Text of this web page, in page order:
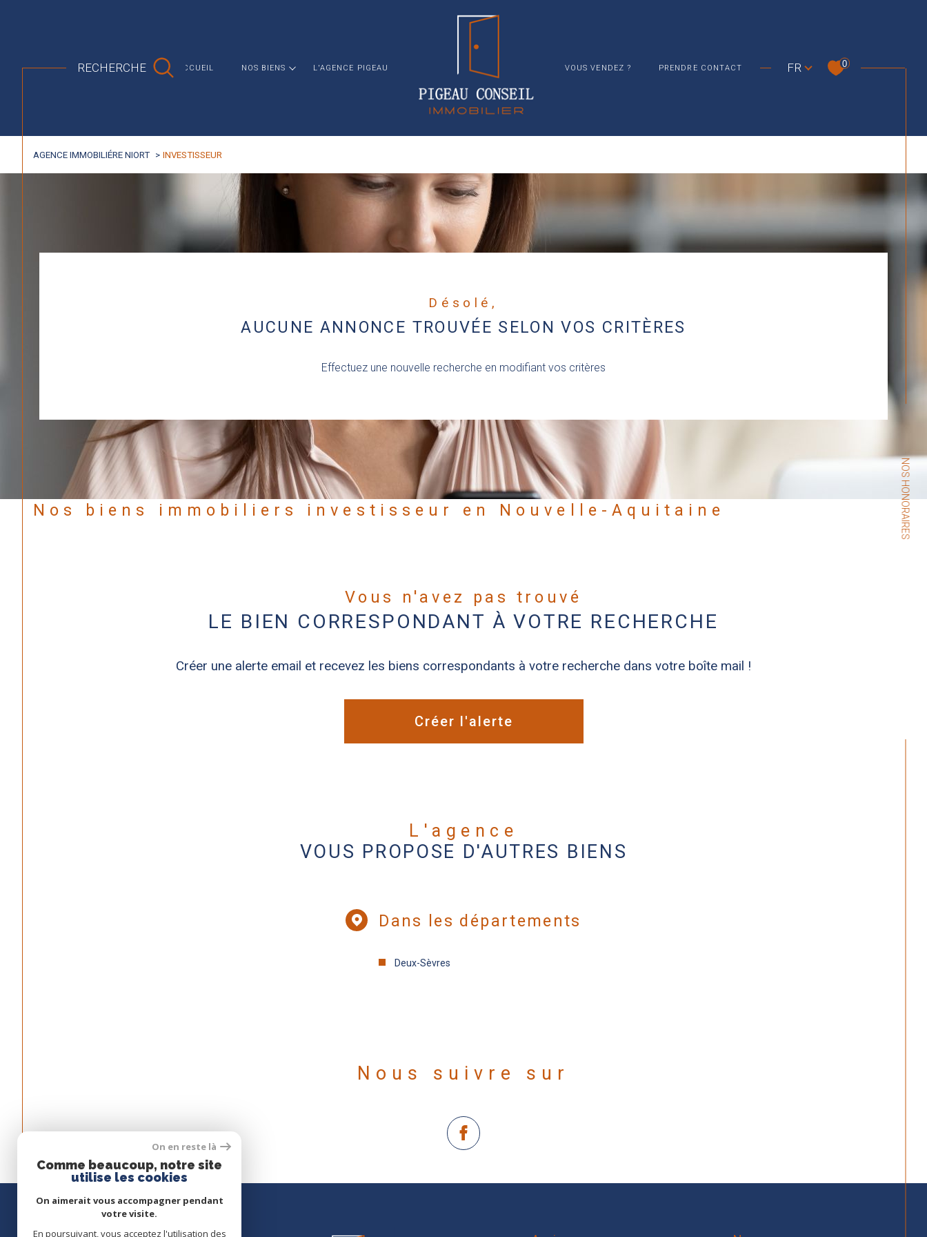
ACCUEIL NOS BIENS
MAISON APPARTEMENT TERRAIN INVESTISSEUR BIENS VENDUS
L'AGENCE PIGEAU VOUS VENDEZ ? PRENDRE CONTACT
RECHERCHE Langue
FR 0
NOS HONORAIRES
AGENCE IMMOBILIÉRE NIORT INVESTISSEUR
Désolé,
AUCUNE ANNONCE TROUVÉE SELON VOS CRITÈRES
Effectuez une nouvelle recherche en modifiant vos critères
Nos biens immobiliers investisseur en Nouvelle-Aquitaine
Vous n'avez pas trouvé
LE BIEN CORRESPONDANT À VOTRE RECHERCHE
Créer une alerte email et recevez les biens correspondants à votre recherche dans votre boîte mail !
Créer l'alerte
L'agence
VOUS PROPOSE D'AUTRES BIENS
Dans les départements
Deux-Sèvres
Nous suivre sur
On en reste là
Comme beaucoup, notre site
utilise les cookies
On aimerait vous accompagner pendant
votre visite.
En poursuivant, vous acceptez l'utilisation des